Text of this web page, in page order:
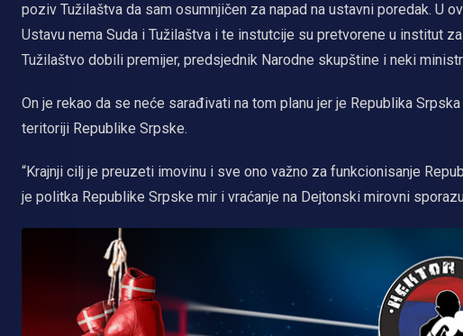
poziv Tužilaštva da sam osumnjičen za napad na ustavni poredak. U
Ustavu nema Suda i Tužilaštva i te instutcije su pretvorene u institut
Tužilaštvo dobili premijer, predsjednik Narodne skupštine i neki
On je rekao da se neće sarađivati na tom planu jer je Republika
teritoriji Republike Srpske.
“Krajnji cilj je preuzeti imovinu i sve ono važno za funkcionisanje
je politka Republike Srpske mir i vraćanje na Dejtonski mirovni